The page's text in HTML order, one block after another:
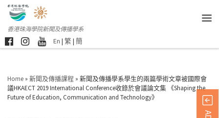
香港珠海學院新聞及傳播學系
En | 繁 | 簡
Home » 新聞及傳播課程 » 新聞及傳播學系學生的兩篇學術文章被國際會
議HKAECT 2019 International Conference收錄於會議論文集 《Shaping the
Future of Education, Communication and Technology》